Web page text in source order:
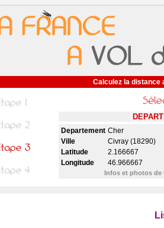
Calculez la distance
DEPART
Departement Cher
Ville
Civray (18290)
Latitude
2.166667
Longitude
46.966667
Infos et photos de